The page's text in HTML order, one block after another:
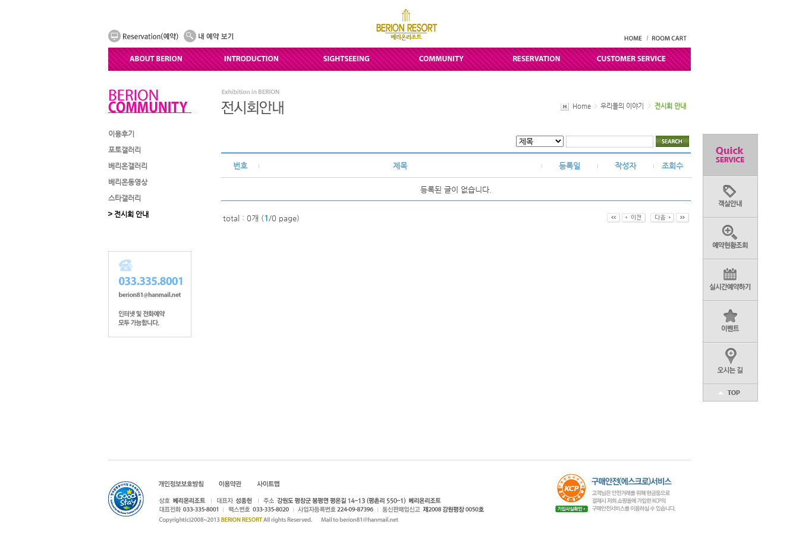
이용후기
포토갤러리
베리온갤러리
베리온동영상
스타갤러리
전시회 안내
Home 우리들의 이야기 전시회 안내
번호 제목 등록일 작성자 조회수
등록된 글이 없습니다.
total : 0개 (1/0 page)